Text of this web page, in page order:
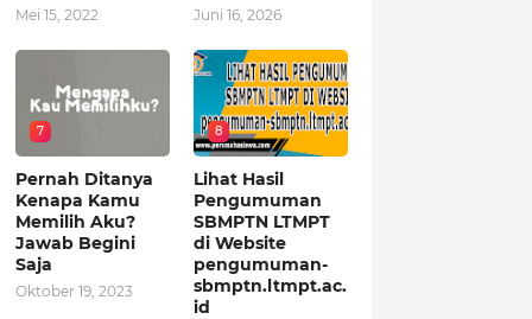
Mei 15, 2022 Juni 16, 2026
7
Pernah Ditanya
Kenapa Kamu
Memilih Aku?
Jawab Begini
Saja
Oktober 19, 2023
8
Lihat Hasil
Pengumuman
SBMPTN LTMPT
di Website
pengumuman-
sbmptn.ltmpt.ac.
id